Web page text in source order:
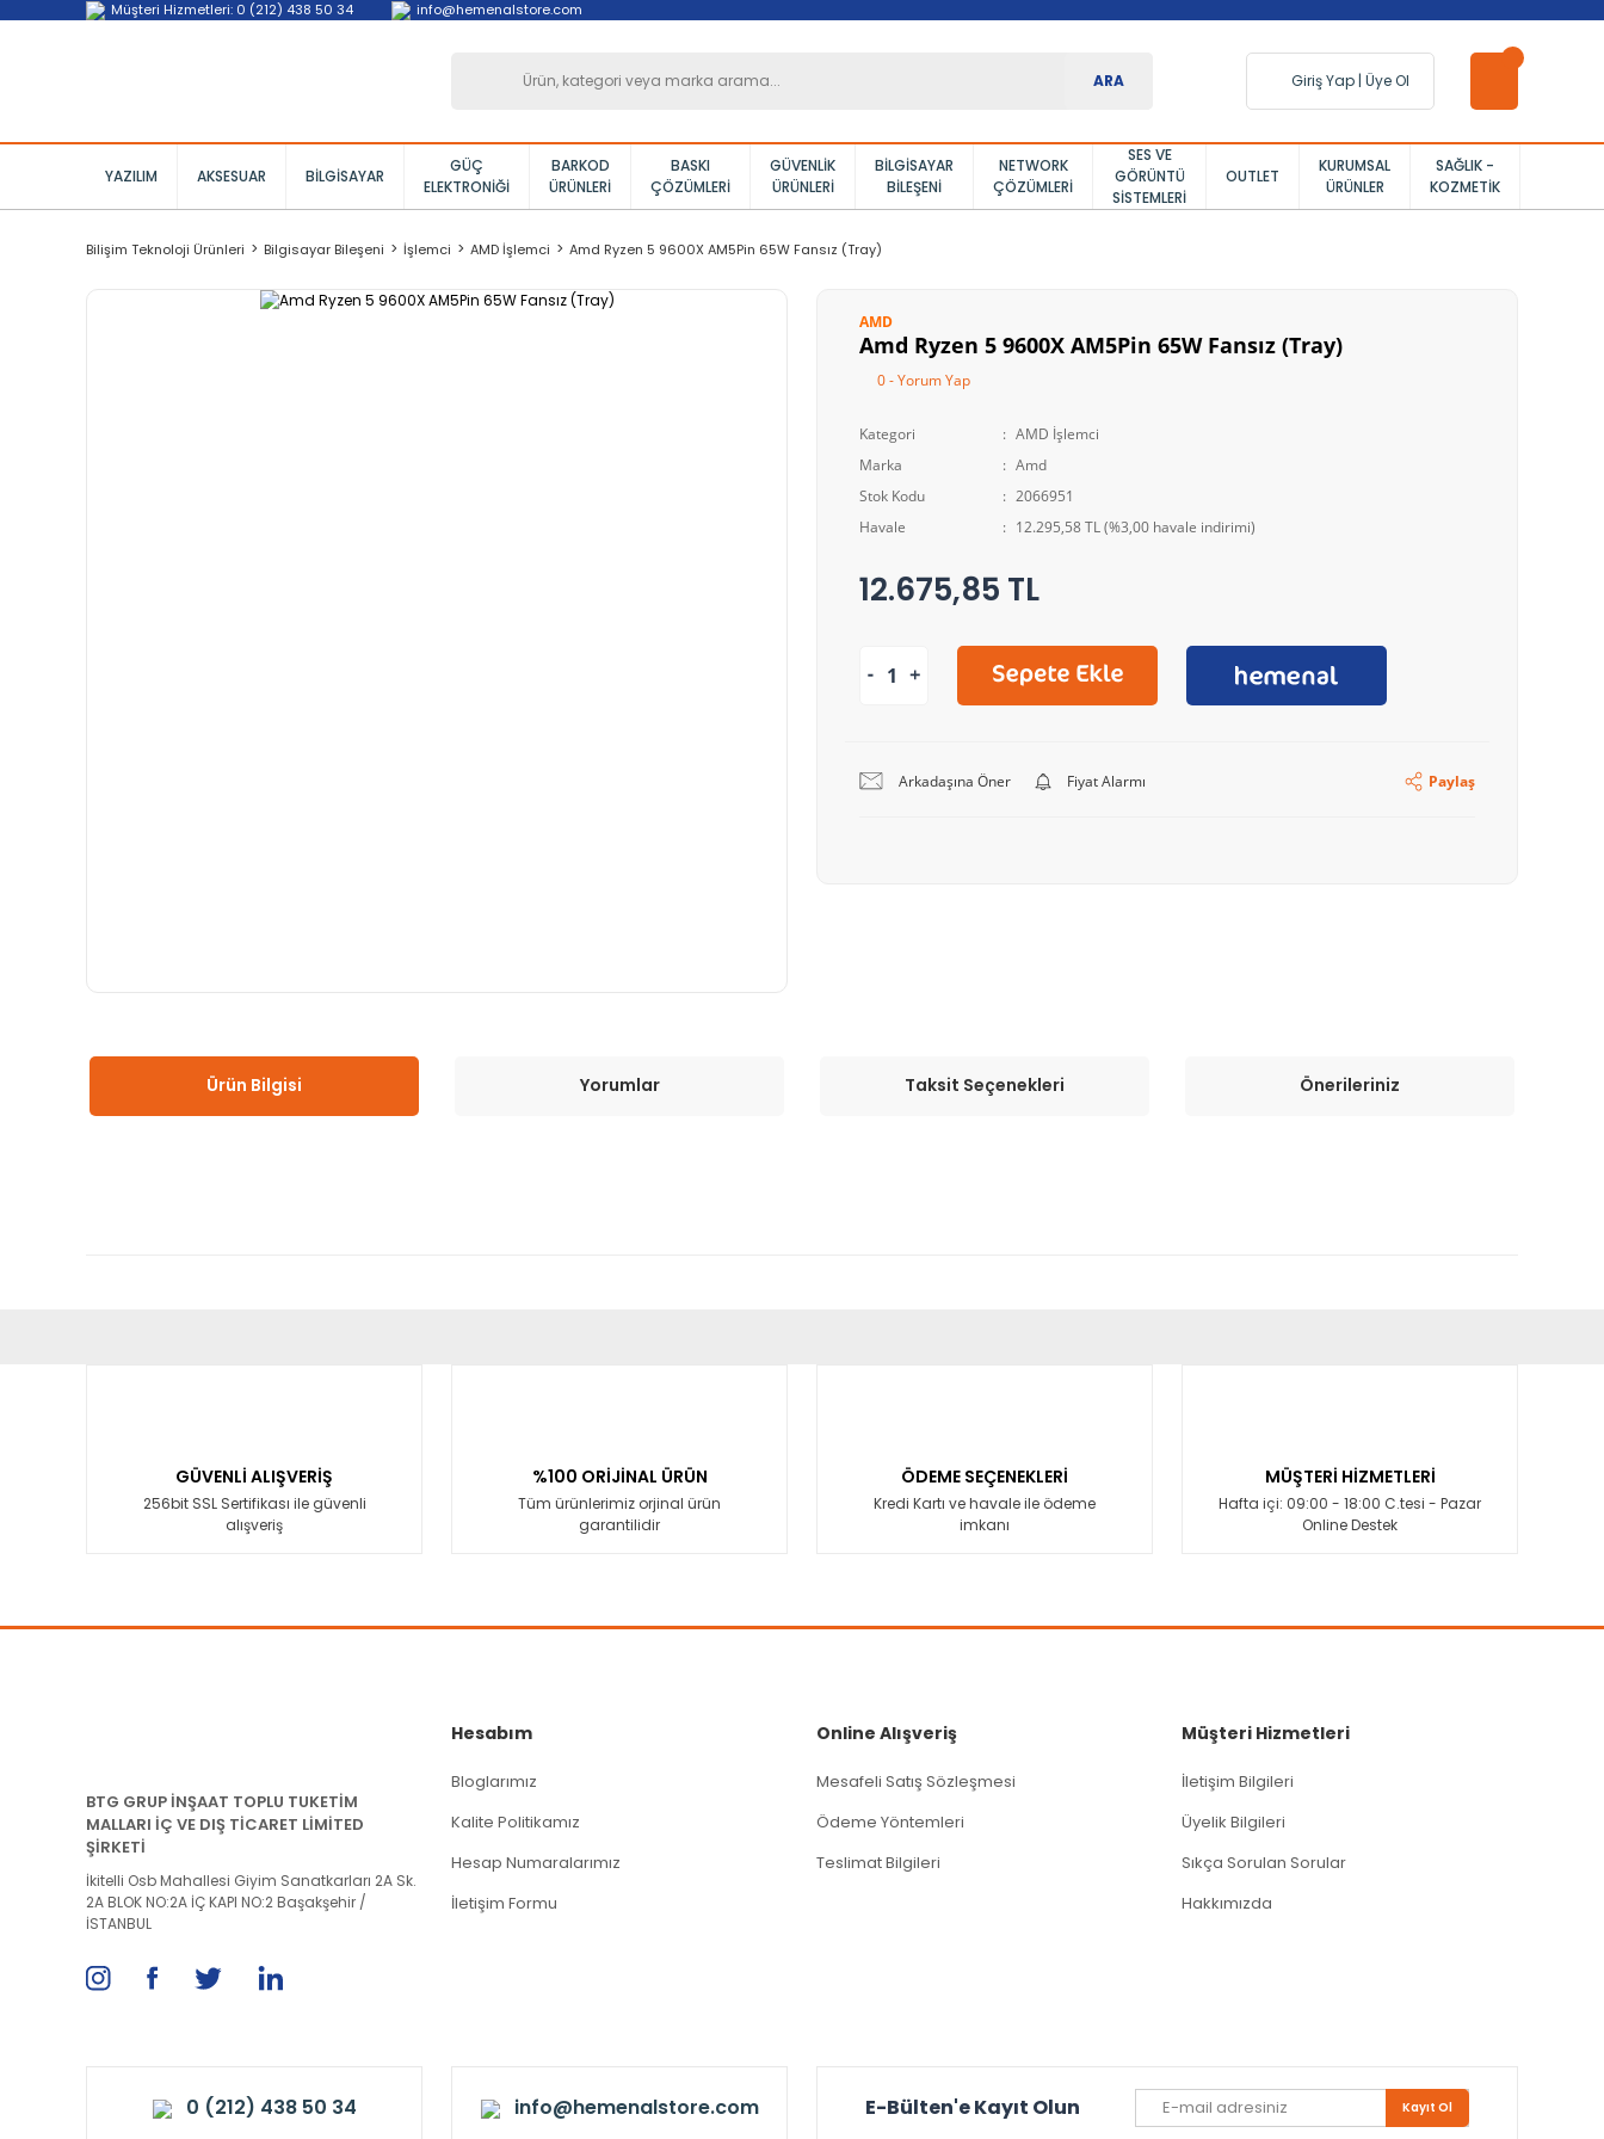
Müşteri Hizmetleri: 0 (212) 438 50 34 info@hemenalstore.com
ARA Giriş Yap | Üye Ol
YAZILIM AKSESUAR BILGISAYAR
GÜÇ
ELEKTRONIĞI
BARKOD
ÜRÜNLERI
BASKI
ÇÖZÜMLERI
GÜVENLIK
ÜRÜNLERI
BILGISAYAR
BILEŞENI
NETWORK
ÇÖZÜMLERI
SES VE
GÖRÜNTÜ
SISTEMLERI
OUTLET
KURUMSAL
ÜRÜNLER
SAĞLIK -
KOZMETIK
Bilişim Teknoloji Ürünleri Bilgisayar Bileşeni İşlemci AMD İşlemci Amd Ryzen 5 9600X AM5Pin 65W Fansız (Tray)
AMD
Amd Ryzen 5 9600X AM5Pin 65W Fansız (Tray)
0 - Yorum Yap
Kategori
AMD İşlemci
Marka
Amd
Stok Kodu
2066951
Havale
12.295,58 TL (%3,00 havale indirimi)
12.675,85 TL
Arkadaşına Öner Fiyat Alarmı Paylaş
Ürün Bilgisi Yorumlar Taksit Seçenekleri Önerileriniz
Ürün bilgilerinde hatalar bulunuyor.
Ürün fiyatı diğer sitelerden daha pahalı.
GÜVENLİ ALIŞVERİŞ
256bit SSL Sertifikası ile güvenli
alışveriş
%100 ORİJİNAL ÜRÜN
Tüm ürünlerimiz orjinal ürün
garantilidir
ÖDEME SEÇENEKLERİ
Kredi Kartı ve havale ile ödeme
imkanı
MÜŞTERİ HİZMETLERİ
Hafta içi: 09:00 - 18:00 C.tesi - Pazar
Online Destek
BTG GRUP İNŞAAT TOPLU TUKETİM
MALLARI İÇ VE DIŞ TİCARET LİMİTED
ŞİRKETİ
İkitelli Osb Mahallesi Giyim Sanatkarları 2A Sk.
2A BLOK NO:2A İÇ KAPI NO:2 Başakşehir /
İSTANBUL
Hesabım
Bloglarımız
Kalite Politikamız
Hesap Numaralarımız
İletişim Formu
Online Alışveriş
Mesafeli Satış Sözleşmesi
Ödeme Yöntemleri
Teslimat Bilgileri
Müşteri Hizmetleri
İletişim Bilgileri
Üyelik Bilgileri
Sıkça Sorulan Sorular
Hakkımızda
0 (212) 438 50 34 info@hemenalstore.com E-Bülten'e Kayıt Olun Kayıt Ol